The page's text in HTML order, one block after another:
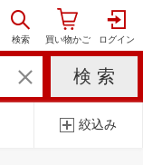
絞込み